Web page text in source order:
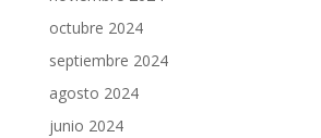
octubre 2024
septiembre 2024
agosto 2024
junio 2024